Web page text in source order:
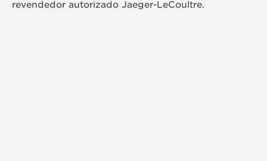
revendedor autorizado Jaeger-LeCoultre.